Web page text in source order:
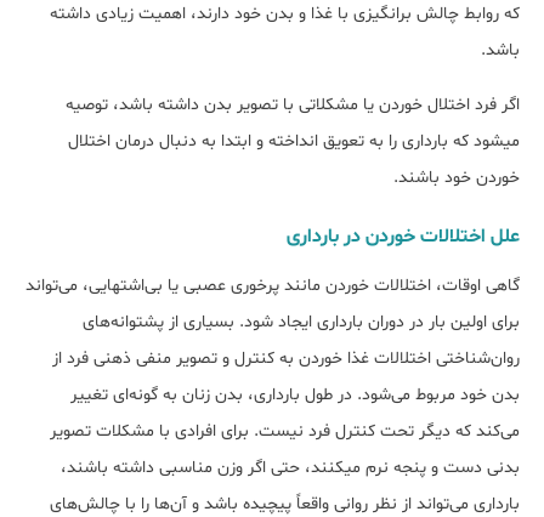
که روابط چالش برانگیزی با غذا و بدن خود دارند، اهمیت زیادی داشته
باشد.
اگر فرد اختلال خوردن یا مشکلاتی با تصویر بدن داشته باشد، توصیه
می‎شود که بارداری را به تعویق انداخته و ابتدا به دنبال درمان اختلال
خوردن خود باشند.
علل اختلالات خوردن در بارداری
گاهی اوقات، اختلالات خوردن مانند پرخوری عصبی یا بی‌اشتهایی، می‌تواند
برای اولین بار در دوران بارداری ایجاد شود. بسیاری از پشتوانه‌های
روان‌شناختی اختلالات غذا خوردن به کنترل و تصویر منفی ذهنی فرد از
بدن خود مربوط می‌شود. در طول بارداری، بدن زنان به گونه‌ای تغییر
می‌کند که دیگر تحت کنترل فرد نیست. برای افرادی با مشکلات تصویر
بدنی دست و پنجه نرم می‎کنند، حتی اگر وزن مناسبی داشته باشند،
بارداری می‌تواند از نظر روانی واقعاً پیچیده باشد و آن‌ها را با چالش‌های